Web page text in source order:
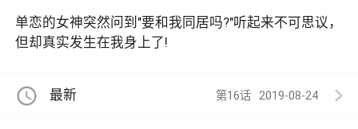
单恋的女神突然问到"要和我同居吗?"听起来不可思议，
但却真实发生在我身上了!
access_time 最新 第16话 2019-08-24